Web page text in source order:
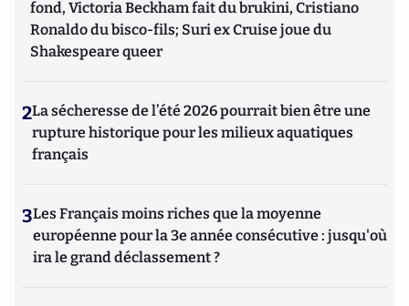
fond, Victoria Beckham fait du brukini, Cristiano
Ronaldo du bisco-fils; Suri ex Cruise joue du
Shakespeare queer
2La sécheresse de l’été 2026 pourrait bien être une
rupture historique pour les milieux aquatiques
français
3Les Français moins riches que la moyenne
européenne pour la 3e année consécutive : jusqu'où
ira le grand déclassement ?